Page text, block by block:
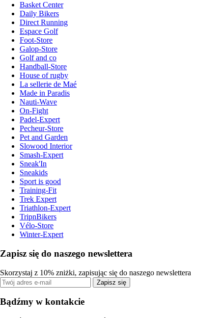
Basket Center
Daily Bikers
Direct Running
Espace Golf
Foot-Store
Galop-Store
Golf and co
Handball-Store
House of rugby
La sellerie de Maé
Made in Paradis
Nauti-Wave
On-Fight
Padel-Expert
Pecheur-Store
Pet and Garden
Slowood Interior
Smash-Expert
Sneak'In
Sneakids
Sport is good
Training-Fit
Trek Expert
Triathlon-Expert
TripnBikers
Vélo-Store
Winter-Expert
Zapisz się do naszego newslettera
Skorzystaj z 10% zniżki, zapisując się do naszego newslettera
Zapisz się
Bądźmy w kontakcie